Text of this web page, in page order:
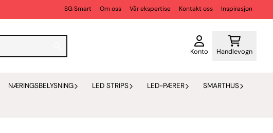
SG Smart Om oss Vår ekspertise Kontakt oss Inspirasjon
Konto Handlevogn
NÆRINGSBELYSNING LED STRIPS LED-PÆRER SMARTHUS